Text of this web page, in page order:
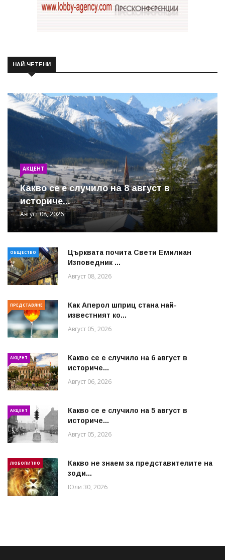
НАЙ-ЧЕТЕНИ
АКЦЕНТ
Какво се е случило на 8 август в
историче...
Август 08, 2026
ОБЩЕСТВО
Църквата почита Свeти Емилиан
Изповедник ...
Август 08, 2026
ПРЕДСТАВЯНЕ
Как Аперол шприц стана най-
известният ко...
Август 05, 2026
АКЦЕНТ
Какво се е случило на 6 август в
историче...
Август 06, 2026
АКЦЕНТ
Какво се е случило на 5 август в
историче...
Август 05, 2026
ЛЮБОПИТНО
Какво не знаем за представителите на
зоди...
Юли 30, 2026